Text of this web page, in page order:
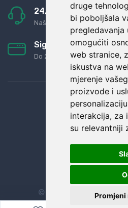
druge
bi poboljšala
pregledavanja
omogućiti
web stranice,
iskustva na
mjerenje
proizvode i
interakcija, za
su relevantniji
Promjeni
24/7 odlična podrška
Naši agenti uvijek na
Sigurno obročno
Do 24 rata bez kamata
© Sva prava zadržana.